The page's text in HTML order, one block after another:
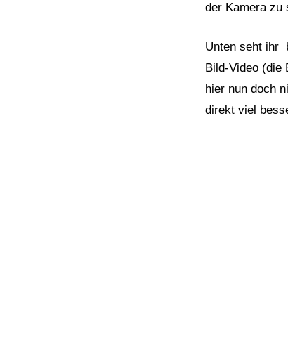
der Kamera zu
Unten seht ihr
Bild-Video (die
hier nun doch
direkt viel